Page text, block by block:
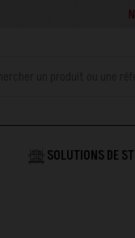
SOLUTIONS DE